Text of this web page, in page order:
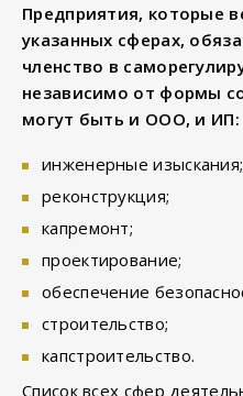
Предприятия, которые
указанных сферах,
членство в
независимо от формы
могут быть и ООО, и ИП:
инженерные изыскания;
реконструкция;
капремонт;
проектирование;
обеспечение
строительство;
капстроительство.
Список всех сфер